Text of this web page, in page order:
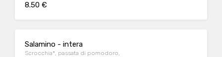
8.50 €
Salamino - intera
Scrocchia*, passata di pomodoro,